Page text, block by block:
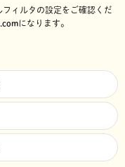
ィルタの設定をご確認くだ
になります。